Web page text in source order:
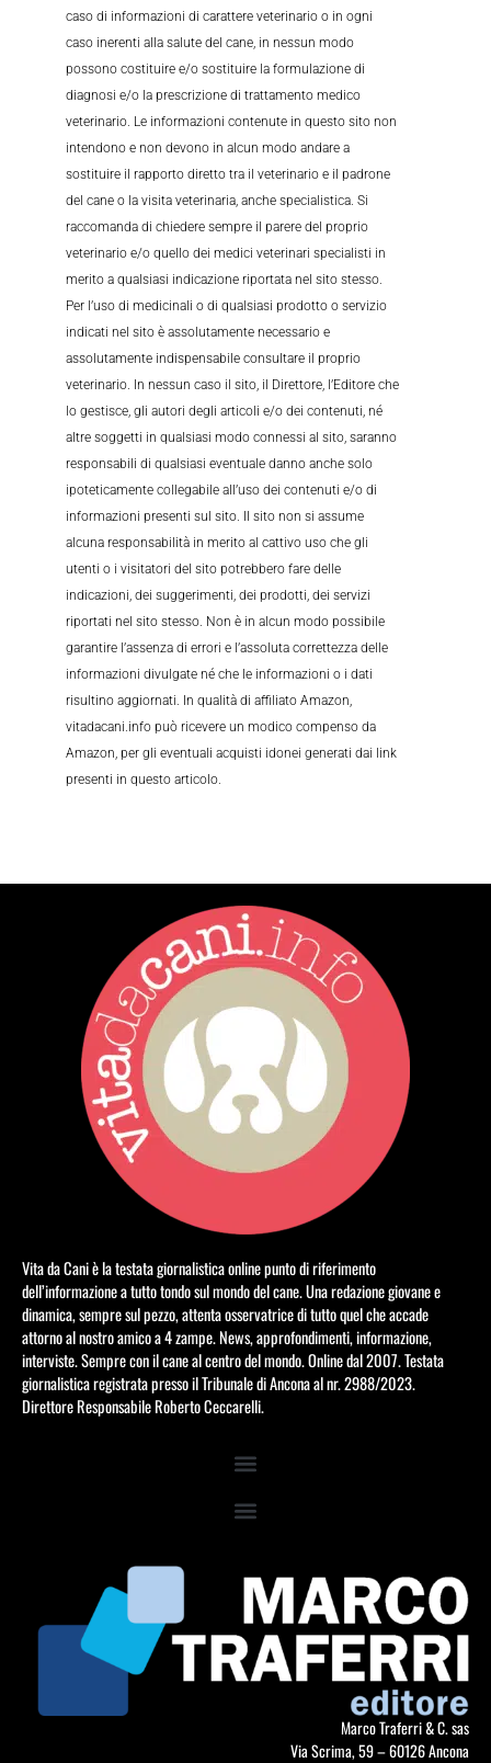
caso di informazioni di carattere veterinario o in ogni
caso inerenti alla salute del cane, in nessun modo
possono costituire e/o sostituire la formulazione di
diagnosi e/o la prescrizione di trattamento medico
veterinario. Le informazioni contenute in questo sito non
intendono e non devono in alcun modo andare a
sostituire il rapporto diretto tra il veterinario e il padrone
del cane o la visita veterinaria, anche specialistica. Si
raccomanda di chiedere sempre il parere del proprio
veterinario e/o quello dei medici veterinari specialisti in
merito a qualsiasi indicazione riportata nel sito stesso.
Per l’uso di medicinali o di qualsiasi prodotto o servizio
indicati nel sito è assolutamente necessario e
assolutamente indispensabile consultare il proprio
veterinario. In nessun caso il sito, il Direttore, l’Editore che
lo gestisce, gli autori degli articoli e/o dei contenuti, né
altre soggetti in qualsiasi modo connessi al sito, saranno
responsabili di qualsiasi eventuale danno anche solo
ipoteticamente collegabile all’uso dei contenuti e/o di
informazioni presenti sul sito. Il sito non si assume
alcuna responsabilità in merito al cattivo uso che gli
utenti o i visitatori del sito potrebbero fare delle
indicazioni, dei suggerimenti, dei prodotti, dei servizi
riportati nel sito stesso. Non è in alcun modo possibile
garantire l’assenza di errori e l’assoluta correttezza delle
informazioni divulgate né che le informazioni o i dati
risultino aggiornati. In qualità di affiliato Amazon,
vitadacani.info può ricevere un modico compenso da
Amazon, per gli eventuali acquisti idonei generati dai link
presenti in questo articolo.
Vita da Cani è la testata giornalistica online punto di riferimento
dell’informazione a tutto tondo sul mondo del cane. Una redazione giovane e
dinamica, sempre sul pezzo, attenta osservatrice di tutto quel che accade
attorno al nostro amico a 4 zampe. News, approfondimenti, informazione,
interviste. Sempre con il cane al centro del mondo. Online dal 2007. Testata
giornalistica registrata presso il Tribunale di Ancona al nr. 2988/2023.
Direttore Responsabile Roberto Ceccarelli.
Marco Traferri & C. sas
Via Scrima, 59 – 60126 Ancona